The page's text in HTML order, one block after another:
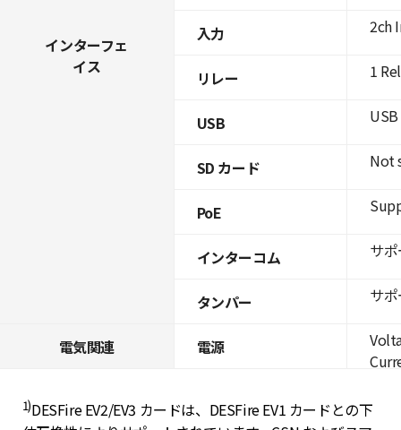
インターフェ
イス
入力
リレー
USB
SD カード
PoE
インターコム
タンパー
電気関連 電源
2ch
1
Not
サ
サ
1)DESFire EV2/EV3 カードは、DESFire EV1 カードとの下